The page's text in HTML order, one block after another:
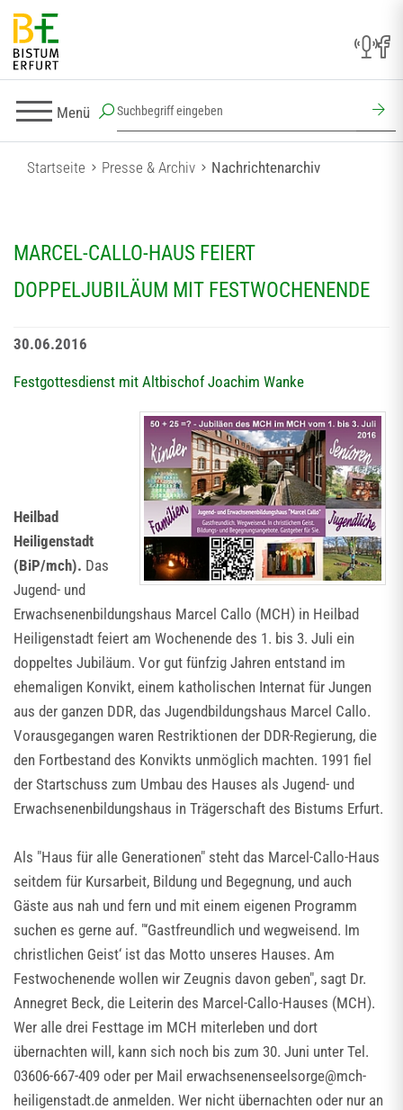
Menü
Startseite Presse & Archiv Nachrichtenarchiv
MARCEL-CALLO-HAUS FEIERT
DOPPELJUBILÄUM MIT FESTWOCHENENDE
30.06.2016
Festgottesdienst mit Altbischof Joachim Wanke
Heilbad
Heiligenstadt
(BiP/mch). Das
Jugend- und
Erwachsenenbildungshaus Marcel Callo (MCH) in Heilbad
Heiligenstadt feiert am Wochenende des 1. bis 3. Juli ein
doppeltes Jubiläum. Vor gut fünfzig Jahren entstand im
ehemaligen Konvikt, einem katholischen Internat für Jungen
aus der ganzen DDR, das Jugendbildungshaus Marcel Callo.
Vorausgegangen waren Restriktionen der DDR-Regierung, die
den Fortbestand des Konvikts unmöglich machten. 1991 fiel
der Startschuss zum Umbau des Hauses als Jugend- und
Erwachsenenbildungshaus in Trägerschaft des Bistums Erfurt.
Als "Haus für alle Generationen" steht das Marcel-Callo-Haus
seitdem für Kursarbeit, Bildung und Begegnung, und auch
Gäste aus nah und fern und mit einem eigenen Programm
suchen es gerne auf. "‘Gastfreundlich und wegweisend. Im
christlichen Geist‘ ist das Motto unseres Hauses. Am
Festwochenende wollen wir Zeugnis davon geben", sagt Dr.
Annegret Beck, die Leiterin des Marcel-Callo-Hauses (MCH).
Wer alle drei Festtage im MCH miterleben und dort
übernachten will, kann sich noch bis zum 30. Juni unter Tel.
03606-667-409 oder per Mail erwachsenenseelsorge@mch-
heiligenstadt.de anmelden. Wer nicht übernachten oder nur an